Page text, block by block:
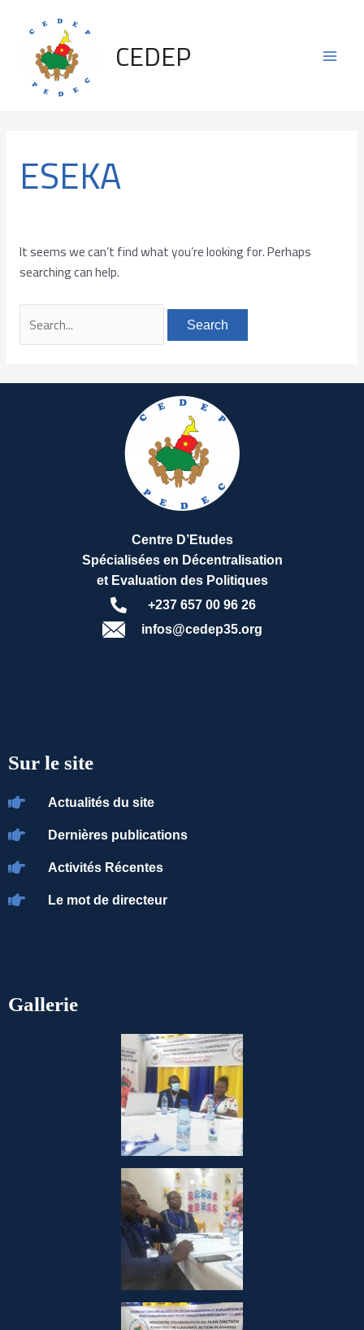
content
CEDEP
ESEKA
It seems we can’t find what you’re looking for. Perhaps
searching can help.
for:
Centre D’Etudes
Spécialisées en Décentralisation
et Evaluation des Politiques
+237 657 00 96 26
infos@cedep35.org
Sur le site
Actualités du site
Dernières publications
Activités Récentes
Le mot de directeur
Gallerie